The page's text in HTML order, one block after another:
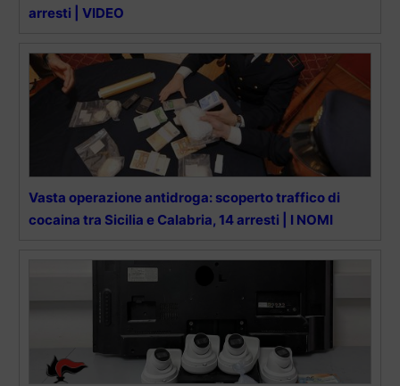
arresti | VIDEO
Vasta operazione antidroga: scoperto traffico di
cocaina tra Sicilia e Calabria, 14 arresti | I NOMI